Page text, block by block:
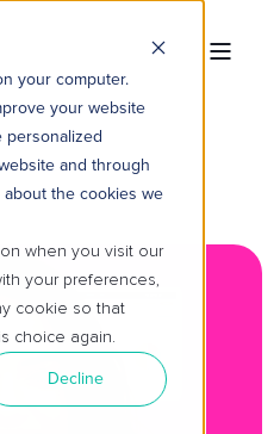
your computer.
your website
personalized
and through
the cookies we
when you visit our
your preferences,
cookie so that
choice again.
Decline